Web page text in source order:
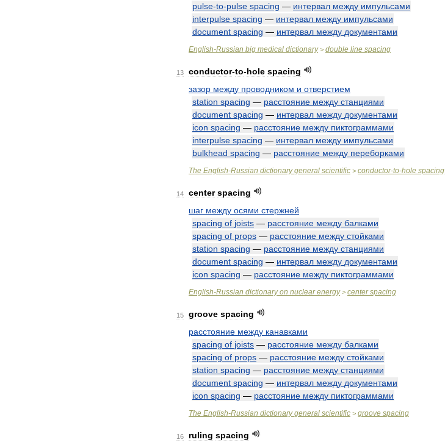
pulse-to-pulse spacing — интервал между импульсами
interpulse spacing — интервал между импульсами
document spacing — интервал между документами
English-Russian big medical dictionary> double line spacing
13 conductor-to-hole spacing
зазор между проводником и отверстием
station spacing — расстояние между станциями
document spacing — интервал между документами
icon spacing — расстояние между пиктограммами
interpulse spacing — интервал между импульсами
bulkhead spacing — расстояние между переборками
The English-Russian dictionary general scientific > conductor-to-hole spacing
14 center spacing
шаг между осями стержней
spacing of joists — расстояние между балками
spacing of props — расстояние между стойками
station spacing — расстояние между станциями
document spacing — интервал между документами
icon spacing — расстояние между пиктограммами
English-Russian dictionary on nuclear energy> center spacing
15 groove spacing
расстояние между канавками
spacing of joists — расстояние между балками
spacing of props — расстояние между стойками
station spacing — расстояние между станциями
document spacing — интервал между документами
icon spacing — расстояние между пиктограммами
The English-Russian dictionary general scientific > groove spacing
16 ruling spacing